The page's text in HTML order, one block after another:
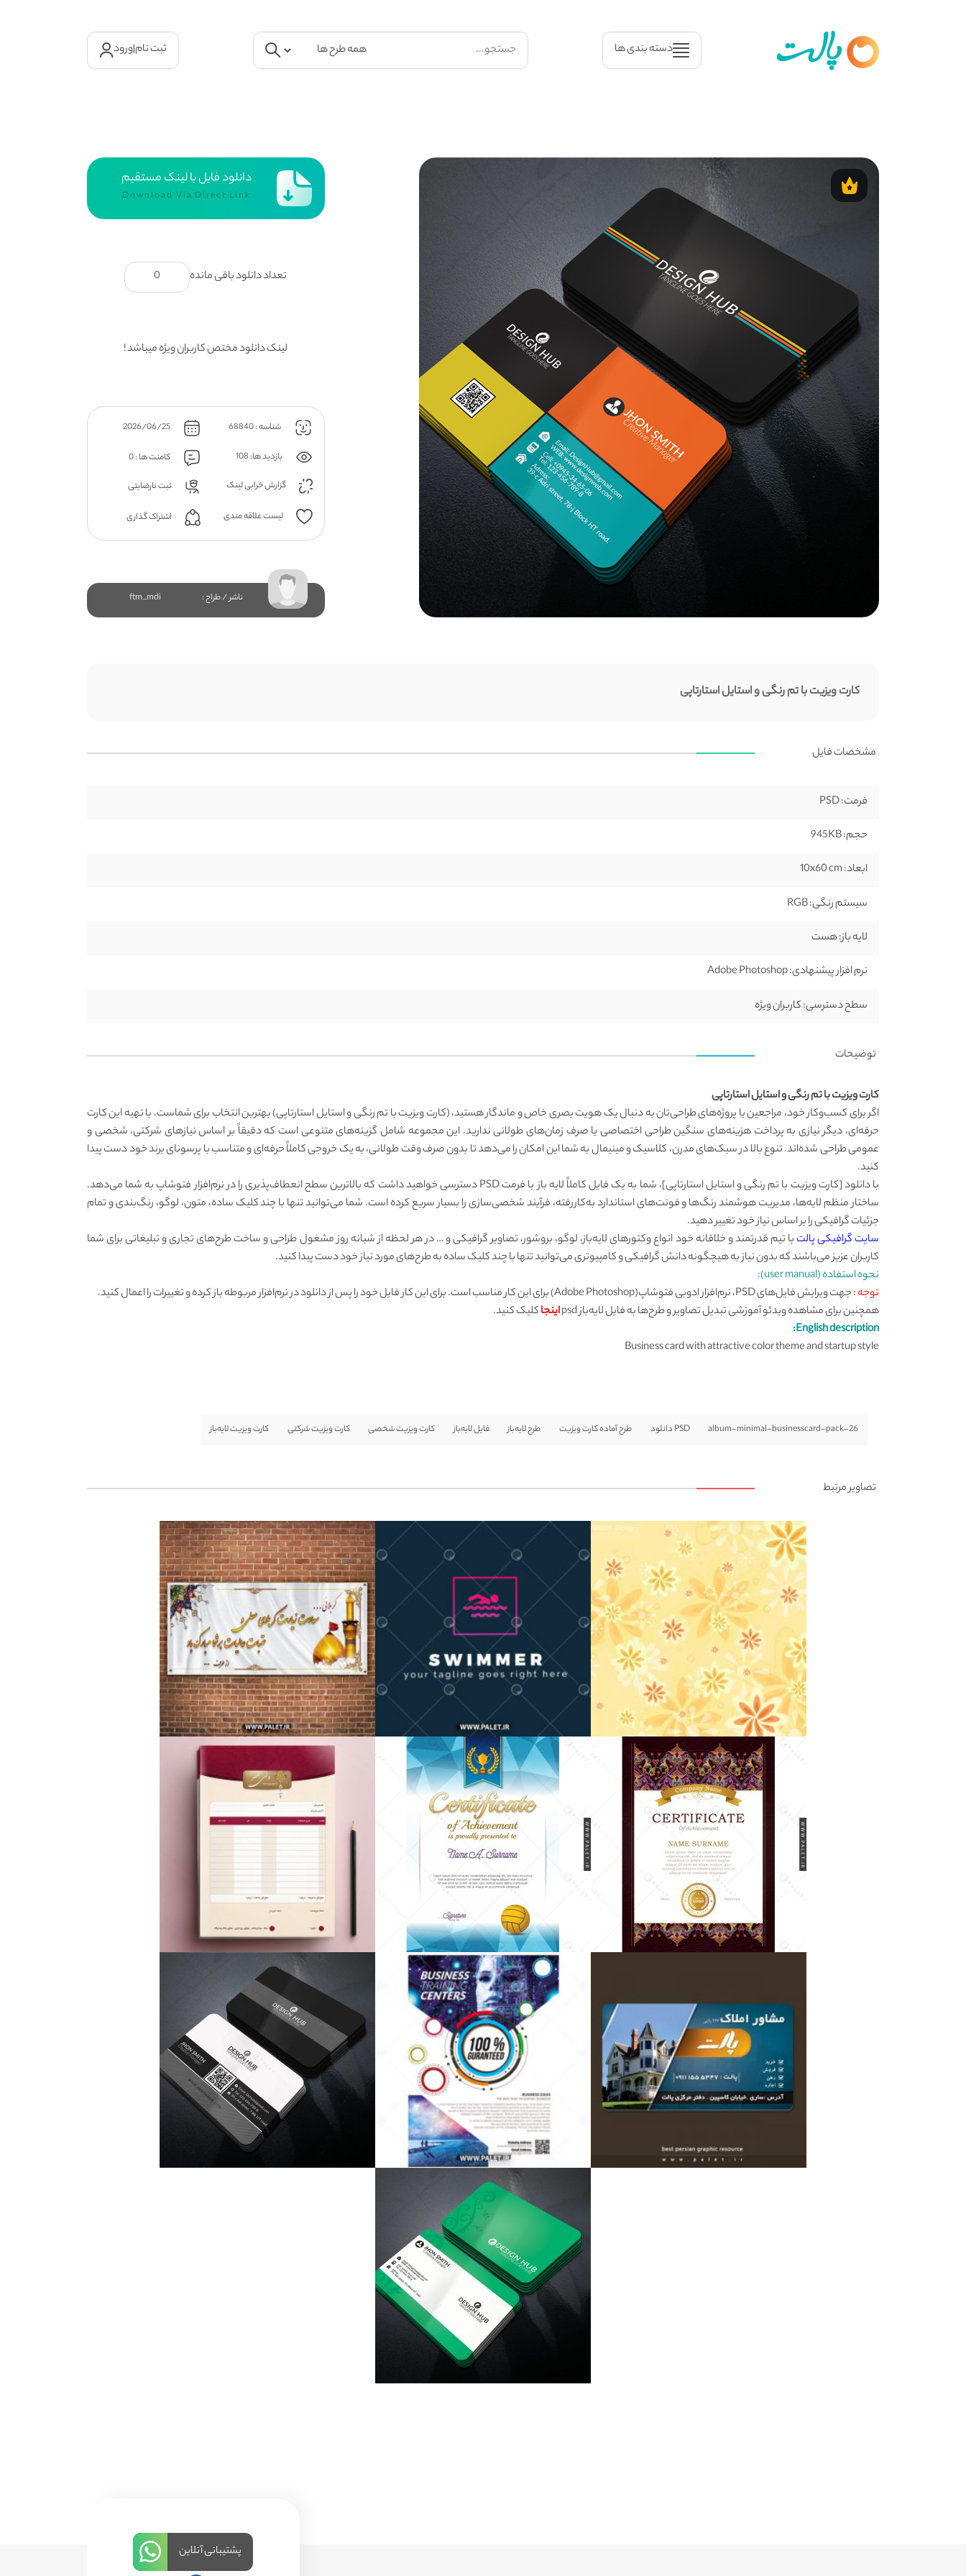
دسته بندی ها ثبت نام|ورود
دانلود فایل با لینک مستقیم
Download Via Direct Link
تعداد دانلود باقی مانده 0
لینک دانلود مختص کاربران ویژه میباشد !
شناسه : 68840 2026/06/25
بازدید ها: 108
کامنت ها : 0
گزارش خرابی لینک
ثبت نارضایتی
لیست علاقه مندی اشتراک گذاری
ناشر / طراح : ftm_mdi
کارت ویزیت با تم رنگی و استایل استارتاپی
مشخصات فایل
فرمت:
حجم:
ابعاد:
سیستم رنگی:
لایه باز:هست
نرم افزار پیشنهادی:
سطح دسترسی:کاربران ویژه
توضیحات
کارت ویزیت با تم رنگی و استایل استارتاپی
اگر برای کسب‌وکار خود، مراجعین یا پروژه‌های طراحی‌تان به دنبال یک هویت بصری خاص و ماندگار هستید، (کارت ویزیت با تم رنگی و استایل استارتاپی) بهترین انتخاب برای شماست. با تهیه این کارت
حرفه‌ای، دیگر نیازی به پرداخت هزینه‌های سنگین طراحی اختصاصی یا صرف زمان‌های طولانی ندارید. این مجموعه شامل گزینه‌های متنوعی است که دقیقاً بر اساس نیازهای شرکتی، شخصی و
عمومی طراحی شده‌اند. تنوع بالا در سبک‌های مدرن، کلاسیک و مینیمال به شما این امکان را می‌دهد تا بدون صرف وقت طولانی، به یک خروجی کاملاً حرفه‌ای و متناسب با پرسونای برند خود دست پیدا
کنید.
با دانلود [کارت ویزیت با تم رنگی و استایل استارتاپی]، شما به یک فایل کاملاً لایه باز با فرمت PSD دسترسی خواهید داشت که بالاترین سطح انعطاف‌پذیری را در نرم‌افزار فتوشاپ به شما می‌دهد.
ساختار منظم لایه‌ها، مدیریت هوشمند رنگ‌ها و فونت‌های استاندارد به‌کاررفته، فرآیند شخصی‌سازی را بسیار سریع کرده است. شما می‌توانید تنها با چند کلیک ساده، متون، لوگو، رنگ‌بندی و تمام
جزئیات گرافیکی را بر اساس نیاز خود تغییر دهید.
سایت گرافیکی پالتبا تیم قدرتمند و خلاقانه خود انواع وکتورهای لایه‌باز، لوگو، بروشور، تصاویر گرافیکی و … در هر لحظه از شبانه روز مشغول طراحی و ساخت طرح‌های تجاری و تبلیغاتی برای شما
کاربران عزیز می‌باشند که بدون نیاز به هیچگونه دانش گرافیکی و کامپیوتری می‌توانید تنها با چند کلیک ساده به طرح‌های مورد نیاز خود دست پیدا کنید.
نحوه استفاده (user manual):
توجه :
جهت ویرایش فایل‌های PSD، نرم‌افزار ادوبی فتوشاپ(Adobe Photoshop) برای این کار مناسب است. برای این کار فایل خود را پس از دانلود در نرم‌افزار مربوطه باز کرده و تغییرات را اعمال کنید.
همچنین برای مشاهده ویدئو آموزشی تبدیل تصاویر و طرح‌ها به فایل لایه‌باز psd
اینجاکلیک کنید.
English description:
Business card with attractive color theme and startup style
album-minimal-businesscard-pack-26 PSD دانلود طرح آماده کارت ویزیت طرح لایه‌باز فایل لایه‌باز کارت ویزیت شخصی کارت ویزیت شرکتی کارت ویزیت لایه‌باز
تصاویر مرتبط
پشتیبانی آنلاین